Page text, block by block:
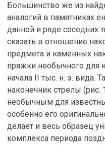
Большинство же из
аналогий в памятниках
данной и ряде соседних
сказать в отношение
предмета и каменных
пряжки необычного для
начала II тыс. н. э. вида.
наконечник стрелы
необычным для
особенно его
делает и весь образец
комплекса периода